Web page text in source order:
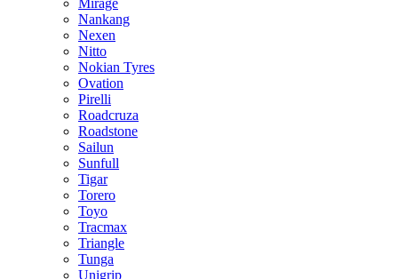
Mirage
Nankang
Nexen
Nitto
Nokian Tyres
Ovation
Pirelli
Roadcruza
Roadstone
Sailun
Sunfull
Tigar
Torero
Toyo
Tracmax
Triangle
Tunga
Unigrip